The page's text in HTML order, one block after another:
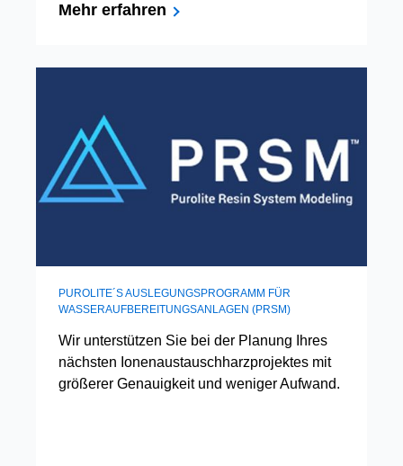
Mehr erfahren
PUROLITE´S AUSLEGUNGSPROGRAMM FÜR
WASSERAUFBEREITUNGSANLAGEN (PRSM)
Wir unterstützen Sie bei der Planung Ihres
nächsten Ionenaustauschharzprojektes mit
größerer Genauigkeit und weniger Aufwand.